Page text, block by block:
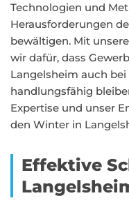
Technologien und
Herausforderungen
bewältigen. Mit
wir dafür, dass
Langelsheim auch
handlungsfähig
Expertise und unser
den Winter in
Effektive